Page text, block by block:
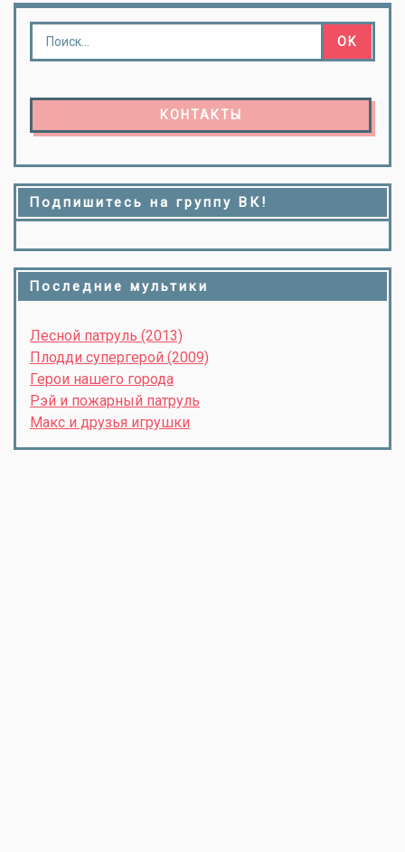
КОНТАКТЫ
Подпишитесь на группу ВК!
Последние мультики
Лесной патруль (2013)
Плодди супергерой (2009)
Герои нашего города
Рэй и пожарный патруль
Макс и друзья игрушки